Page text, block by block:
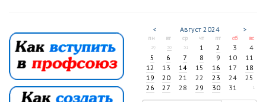
< Август 2024 >
пн вт ср чт пт сб вс
29 30 31 1 2 3
4
5
6 7 8 9 10
11
12
13 14 15 16 17
18
19
20 21 22 23 24
25
26
27 28 29 30 31 1